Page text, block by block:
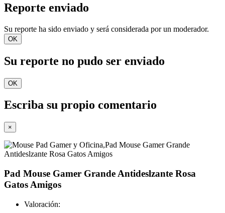
Reporte enviado
Su reporte ha sido enviado y será considerada por un moderador.
OK
Su reporte no pudo ser enviado
OK
Escriba su propio comentario
×
Pad Mouse Gamer Grande Antideslzante Rosa
Gatos Amigos
Valoración: